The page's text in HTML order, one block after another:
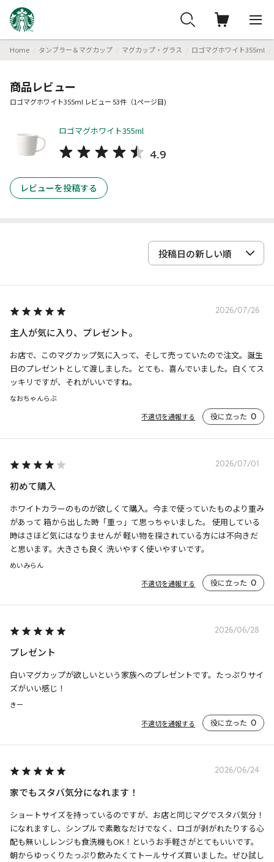
Home タンブラー＆マグカップ マグカップ・グラス ロゴマグホワイト355ml
商品レビュー
ロゴマグホワイト355ml レビュー 53件（1ページ目)
ロゴマグホワイト355ml
4.9
レビューを投稿する
2026/07/26
主人が気に入り、プレゼント。
お店で、このマグカップ気に入って、そして売っていたので注文。誕生
日のプレゼントとして渡しました。とても、喜んでいました。白くてス
ッキリですが、それがいいですね。
なおちゃんらぶ
不適切を通報する
役に立った 0
2026/07/01
初めて購入
ホワイトカラーのものが欲しくて購入。今まで使っていたものより重み
があって 箱から出した時「重っ」て思っちゃいました。 使用している
時はさほど気にはなりませんが 軽い物を探されている方には不向きだ
と思います。大きさも良く 洗いやすく使いやすいです。
めいみらん
不適切を通報する
役に立った 0
2026/06/28
プレゼント
白いマグカップが欲しいという家族へのプレゼントです。たっぷりサイ
ズがいい感じ！
きー
不適切を通報する
役に立った 0
2026/06/24
家でもスタバ気分になれます！
ショートサイズを持っているのですが、お店と同じマグでスタバ気分！
になれますし、シンプルで素敵なだけでなく、ロゴが剥がれたりする心
配も無いしレンジも食洗機もOK！というお手軽さがとてもいいです。
朝からゆっくりたっぷり飲みたくてトールサイズ買いました。ぜひ試し